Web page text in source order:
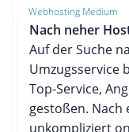
Webhosting Medium
Nach neher
Auf der Suche
Umzugsservice
Top-Service,
gestoßen. Nach
unkompliziert